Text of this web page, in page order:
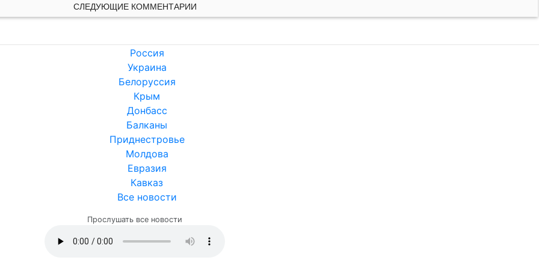
СЛЕДУЮЩИЕ КОММЕНТАРИИ
Россия
Украина
Белоруссия
Крым
Донбасс
Балканы
Приднестровье
Молдова
Евразия
Кавказ
Все новости
Прослушать все новости